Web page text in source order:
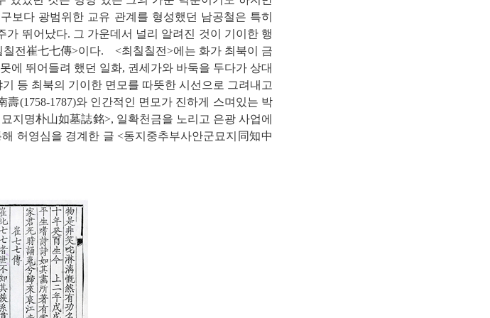
보다 광범위한 교유 관계를 형성했던 남공철은 특히
뛰어났다. 그 가운데서 널리 알려진 것이 기이한 행
전崔七七傳>이다. <최칠칠전>에는 화가 최북이 금
에 뛰어들려 했던 일화, 권세가와 바둑을 두다가 상대
등 최북의 기이한 면모를 따뜻한 시선으로 그려내고
(1758-1787)와 인간적인 면모가 진하게 스며있는 박
지명朴山如墓誌銘>, 일확천금을 노리고 은광 사업에
허영심을 경계한 글 <동지중추부사안군묘지同知中